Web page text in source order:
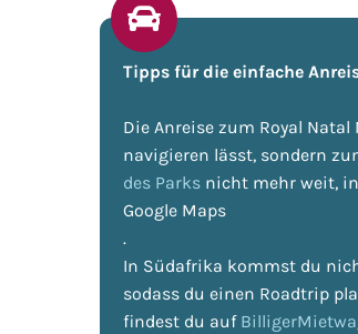
Tipps für die einfache
Die Anreise zum Royal
navigieren lässt, sondern
des Parks nicht mehr weit,
Google Maps
.
In Südafrika kommst du
sodass du einen Roadtrip
findest du auf